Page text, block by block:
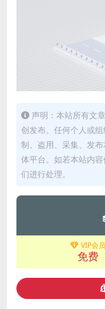
声明：本站所有文
创发布。任何个人或
制、盗用、采集、发
体平台。如若本站内
们进行处理。
VIP会员
免费